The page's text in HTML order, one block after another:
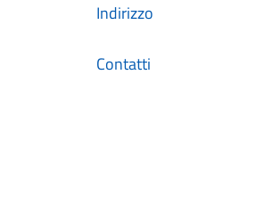
Indirizzo
Contatti